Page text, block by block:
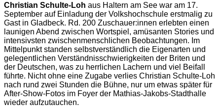
Christian Schulte-Loh aus Haltern am See war am 17.
September auf Einladung der Volkshochschule erstmalig zu
Gast in Gladbeck. Rd. 200 Zuschauer:innen erlebten einen
launigen Abend zwischen Wortspiel, amüsanten Stories und
intensivsten zwischenmenschlichen Beobachtungen. Im
Mittelpunkt standen selbstverständlich die Eigenarten und
gelegentlichen Verständnisschwierigkeiten der Briten und
der Deutschen, was zu herrlichen Lachern und viel Beifall
führte. Nicht ohne eine Zugabe verlies Christian Schulte-Loh
nach rund zwei Stunden die Bühne, nur um etwas später für
After-Show-Fotos im Foyer der Mathias-Jakobs-Stadthalle
wieder aufzutauchen.